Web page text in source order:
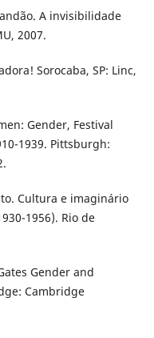
A invisibilidade
2007.
Sorocaba, SP: Linc,
Gender, Festival
1939. Pittsburgh:
Cultura e imaginário
1956). Rio de
Gender and
Cambridge